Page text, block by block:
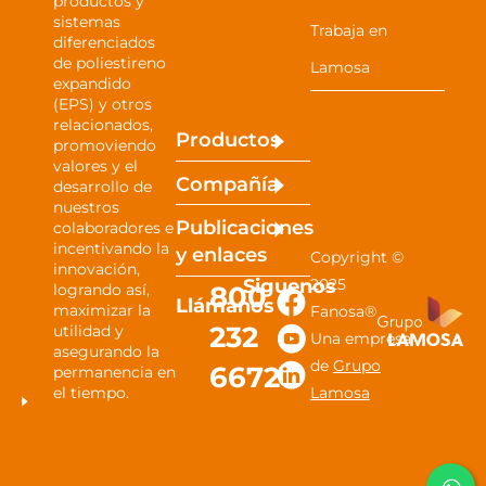
sistemas
diferenciados
de poliestireno
expandido
(EPS) y otros
relacionados,
promoviendo
valores y el
desarrollo de
nuestros
colaboradores e
incentivando la
innovación,
logrando así,
maximizar la
utilidad y
asegurando la
permanencia en
el tiempo.
Productos
Compañía
Publicaciones
yenlaces
Llámanos
800
232
6672
Siguenos
Copyright ©
2025
Fanosa®
Una empresa
de Grupo
Lamosa
Trabaja en
Lamosa